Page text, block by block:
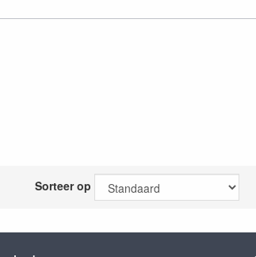
Sorteer op